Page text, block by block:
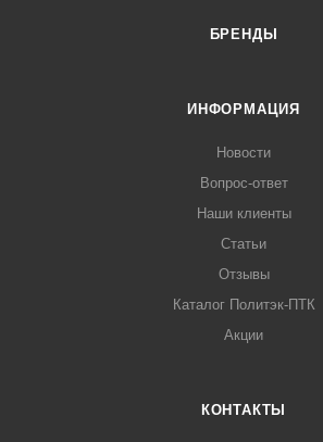
БРЕНДЫ
ИНФОРМАЦИЯ
Новости
Вопрос-ответ
Наши клиенты
Статьи
Отзывы
Каталог Политэк-ПТК
Акции
КОНТАКТЫ